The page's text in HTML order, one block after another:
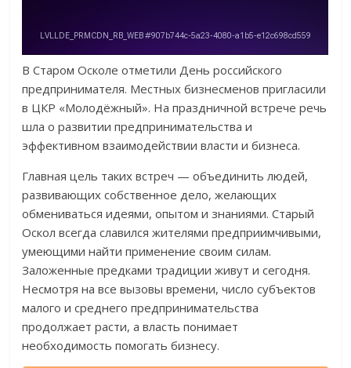
В Старом Осколе отметили День российского
предпринимателя. Местных бизнесменов пригласили
в ЦКР «Молодёжный». На праздничной встрече речь
шла о развитии предпринимательства и
эффективном взаимодействии власти и бизнеса.
Главная цель таких встреч — объединить людей,
развивающих собственное дело, желающих
обмениваться идеями, опытом и знаниями. Старый
Оскол всегда славился жителями предприимчивыми,
умеющими найти применение своим силам.
Заложенные предками традиции живут и сегодня.
Несмотря на все вызовы времени, число субъектов
малого и среднего предпринимательства
продолжает расти, а власть понимает
необходимость помогать бизнесу.